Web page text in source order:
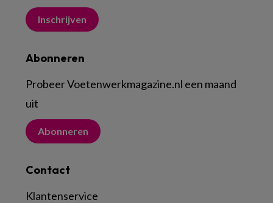
Inschrijven
Abonneren
Probeer Voetenwerkmagazine.nl een maand
uit
Abonneren
Contact
Klantenservice